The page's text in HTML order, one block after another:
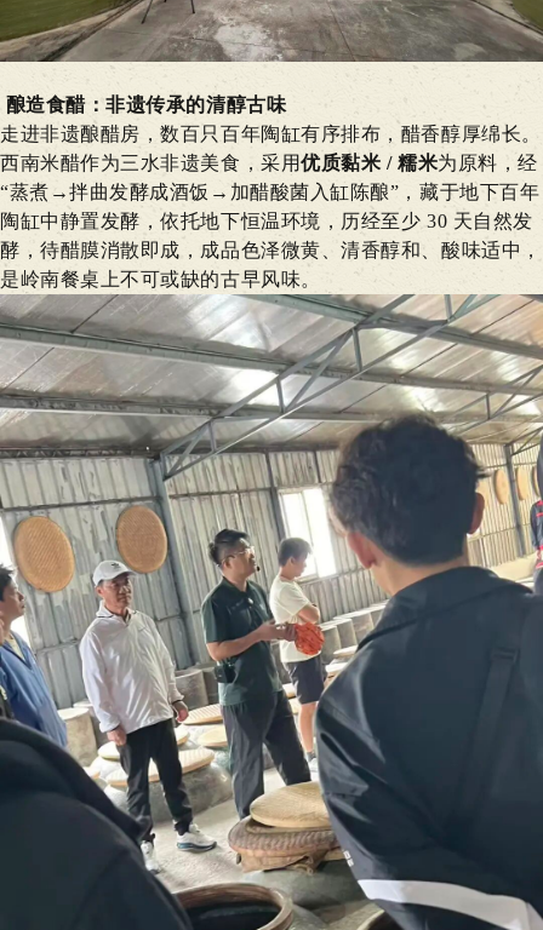
酿造食醋：非遗传承的清醇古味
走进非遗酿醋房，数百只百年陶缸有序排布，醋香醇厚绵长。
西南米醋作为三水非遗美食，采用优质黏米 / 糯米为原料，经
“蒸煮→拌曲发酵成酒饭→加醋酸菌入缸陈酿”，藏于地下百年
陶缸中静置发酵，依托地下恒温环境，历经至少 30 天自然发
酵，待醋膜消散即成，成品色泽微黄、清香醇和、酸味适中，
是岭南餐桌上不可或缺的古早风味。